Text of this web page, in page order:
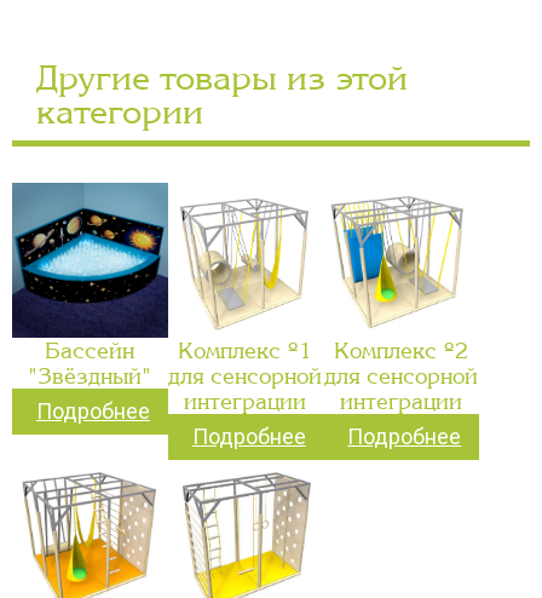
Другие товары из этой
категории
Бассейн
"Звёздный"
Подробнее
Комплекс №1
для сенсорной
интеграции
Подробнее
Комплекс №2
для сенсорной
интеграции
Подробнее